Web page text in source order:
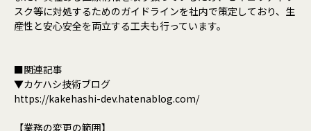
スク等に対処するためのガイドラインを社内で策定しており、生
産性と安心安全を両立する工夫も行っています。
■関連記事
▼カケハシ技術ブログ
https://kakehashi-dev.hatenablog.com/
【業務の変更の範囲】